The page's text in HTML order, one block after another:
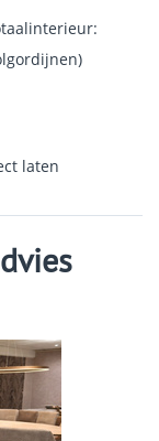
laten